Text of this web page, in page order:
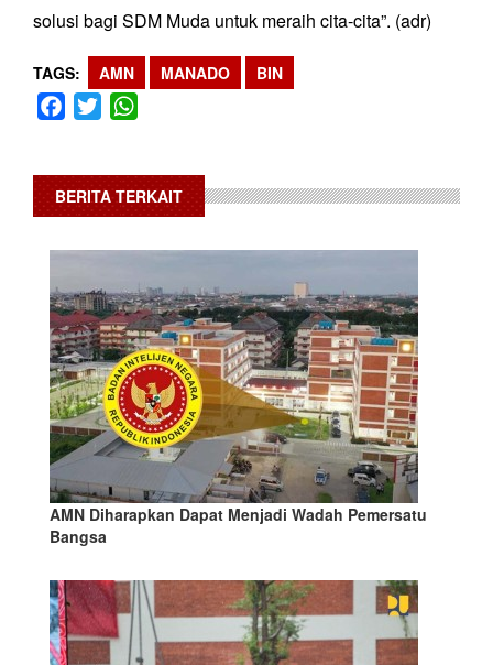
solusi bagi SDM Muda untuk meraih cita-cita”. (adr)
TAGS AMN MANADO BIN
Facebook
Twitter
BERITA TERKAIT
AMN Diharapkan Dapat Menjadi Wadah Pemersatu
Bangsa